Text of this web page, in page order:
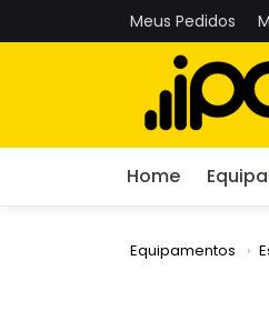
Meus Pedidos
Home
Equipamentos